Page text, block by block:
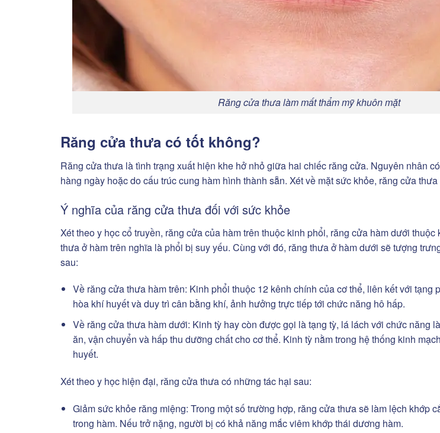
Răng cửa thưa làm mất thẩm mỹ khuôn mặt
Răng cửa thưa có tốt không?
Răng cửa thưa là tình trạng xuất hiện khe hở nhỏ giữa hai chiếc răng cửa. Nguyên nhân
hàng ngày hoặc do cấu trúc cung hàm hình thành sẵn. Xét về mặt sức khỏe, răng cửa
Ý nghĩa của răng cửa thưa đối với sức khỏe
Xét theo y học cổ truyền, răng cửa của hàm trên thuộc kinh phổi, răng cửa hàm dưới
thưa ở hàm trên nghĩa là phổi bị suy yếu. Cùng với đó, răng thưa ở hàm dưới sẽ tượng
sau:
Về răng cửa thưa hàm trên: Kinh phổi thuộc 12 kênh chính của cơ thể, liên kết với tạng
hòa khí huyết và duy trì cân bằng khí, ảnh hưởng trực tiếp tới chức năng hô hấp.
Về răng cửa thưa hàm dưới: Kinh tỳ hay còn được gọi là tạng tỳ, lá lách với chức năng
ăn, vận chuyển và hấp thu dưỡng chất cho cơ thể. Kinh tỳ nằm trong hệ thống kinh
huyết.
Xét theo y học hiện đại, răng cửa thưa có những tác hại sau:
Giảm sức khỏe răng miệng: Trong một số trường hợp, răng cửa thưa sẽ làm lệch khớp
trong hàm. Nếu trở nặng, người bị có khả năng mắc viêm khớp thái dương hàm.